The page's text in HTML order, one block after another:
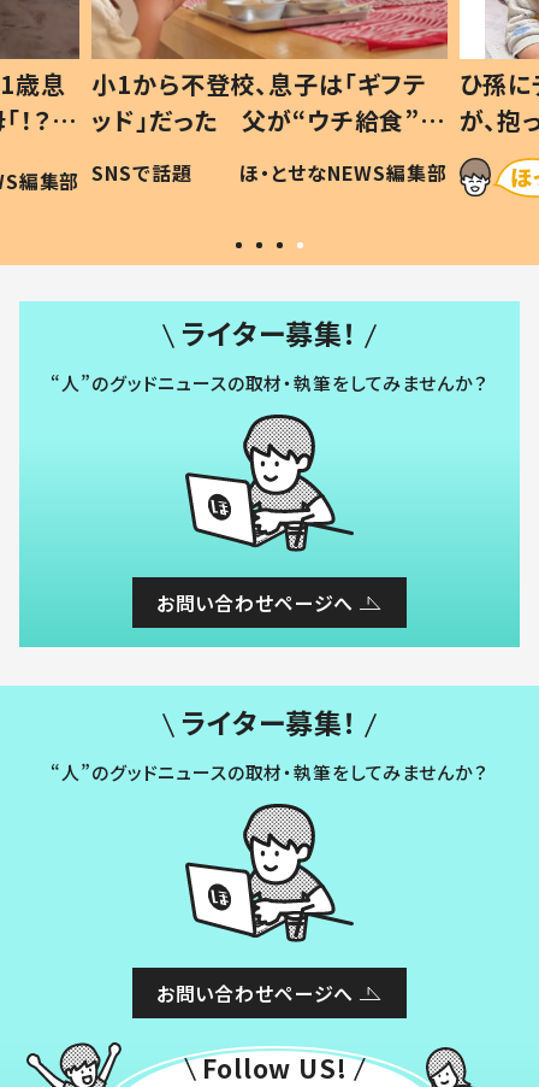
歳息
？」
編集部
小1から不登校、息子は「ギフテ
ッド」だった 父が“ウチ給食”を
作り続ける理由とは #令和の親
#令和の子
SNSで話題 ほ・とせなNEWS編集部
ひ孫
が、
「涙が
い」
ライター募集！
“人”のグッドニュースの取材・執筆をしてみませんか？
お問い合わせページへ
ライター募集！
“人”のグッドニュースの取材・執筆をしてみませんか？
お問い合わせページへ
Follow US!